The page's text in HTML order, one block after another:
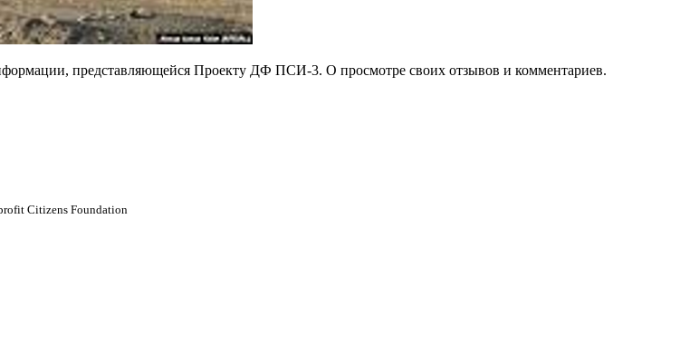
представляющейся Проекту ДФ ПСИ-3. О просмотре своих отзывов и комментариев.
Citizens Foundation